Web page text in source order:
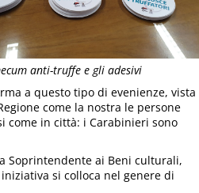
anti-truffe e gli adesivi
a questo tipo di evenienze, vista
come la nostra le persone
come in città: i Carabinieri sono
Soprintendente ai Beni culturali,
si colloca nel genere di